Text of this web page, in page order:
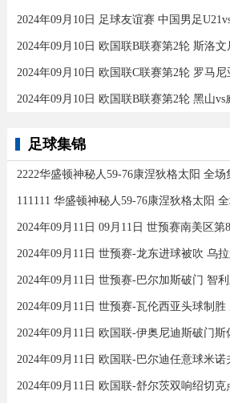
2024年09月10日 欧国联C联赛第2轮 罗马
2024年09月10日 欧国联B联赛第2轮 黑山
足球集锦
2222华盛顿神秘人59-76康涅狄格太阳 全场
111111 华盛顿神秘人59-76康涅狄格太阳
2024年09月11日 09月11日 世预赛南美区
2024年09月11日 世预赛-巴尔加斯破门 智
2024年09月11日 世预赛-瓦伦西亚头球制